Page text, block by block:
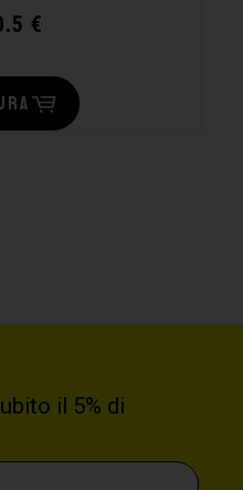
€
il 5% di